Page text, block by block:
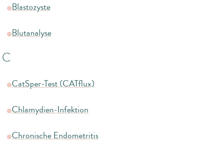
Blastozyste
Blutanalyse
C
CatSper-Test (CATflux)
Chlamydien-Infektion
Chronische Endometritis